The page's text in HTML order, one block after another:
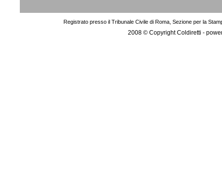
Registrato presso il Tribunale Civile di Roma, Sezione per la
2008 © Copyright Coldiretti -